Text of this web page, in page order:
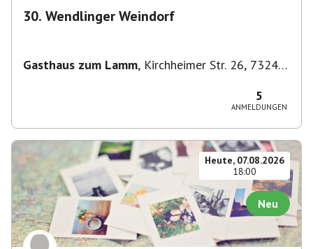
30. Wendlinger Weindorf
Gasthaus zum Lamm, Kirchheimer Str. 26, 73240
5
ANMELDUNGEN
Heute, 07.08.2026
18:00
Neu